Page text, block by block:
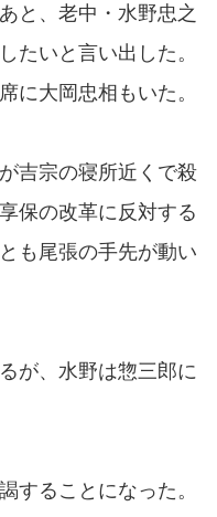
と、老中・水野忠之
たいと言い出した。
に大岡忠相もいた。
吉宗の寝所近くで殺
保の改革に反対する
も尾張の手先が動い
が、水野は惣三郎に
することになった。